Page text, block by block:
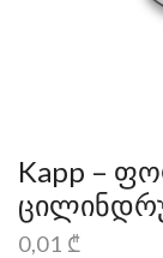
Kapp –
0,01 ₾